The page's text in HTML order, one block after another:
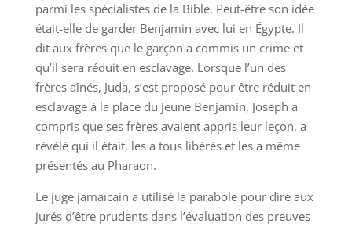
parmi les spécialistes de la Bible. Peut-être son idée
était-elle de garder Benjamin avec lui en Égypte. Il
dit aux frères que le garçon a commis un crime et
qu’il sera réduit en esclavage. Lorsque l’un des
frères aînés, Juda, s’est proposé pour être réduit en
esclavage à la place du jeune Benjamin, Joseph a
compris que ses frères avaient appris leur leçon, a
révélé qui il était, les a tous libérés et les a même
présentés au Pharaon.
Le juge jamaïcain a utilisé la parabole pour dire aux
jurés d’être prudents dans l’évaluation des preuves